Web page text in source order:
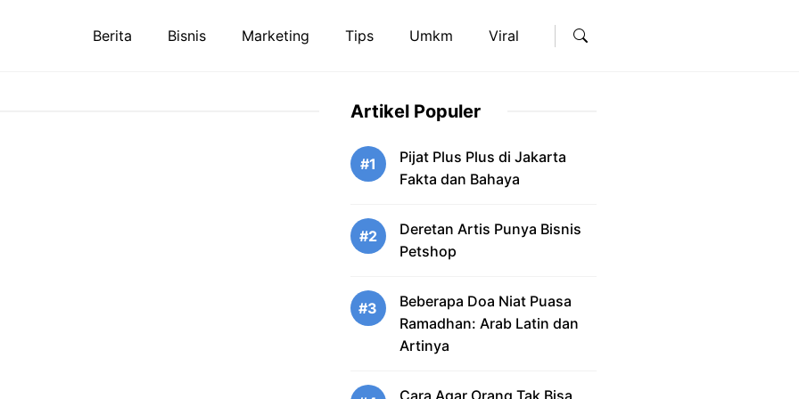
Berita Bisnis Marketing Tips Umkm Viral
Artikel Populer
#1
Pijat Plus Plus di Jakarta
Fakta dan Bahaya
#2
Deretan Artis Punya Bisnis
Petshop
#3
Beberapa Doa Niat Puasa
Ramadhan: Arab Latin dan
Artinya
Cara Agar Orang Tak Bisa